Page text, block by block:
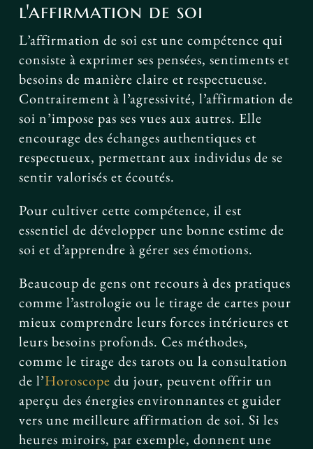
l'affirmation de soi
L’affirmation de soi est une compétence qui
consiste à exprimer ses pensées, sentiments et
besoins de manière claire et respectueuse.
Contrairement à l’agressivité, l’affirmation de
soi n’impose pas ses vues aux autres. Elle
encourage des échanges authentiques et
respectueux, permettant aux individus de se
sentir valorisés et écoutés.
Pour cultiver cette compétence, il est
essentiel de développer une bonne estime de
soi et d’apprendre à gérer ses émotions.
Beaucoup de gens ont recours à des pratiques
comme l’astrologie ou le tirage de cartes pour
mieux comprendre leurs forces intérieures et
leurs besoins profonds. Ces méthodes,
comme le tirage des tarots ou la consultation
de l’Horoscope du jour, peuvent offrir un
aperçu des énergies environnantes et guider
vers une meilleure affirmation de soi. Si les
heures miroirs, par exemple, donnent une